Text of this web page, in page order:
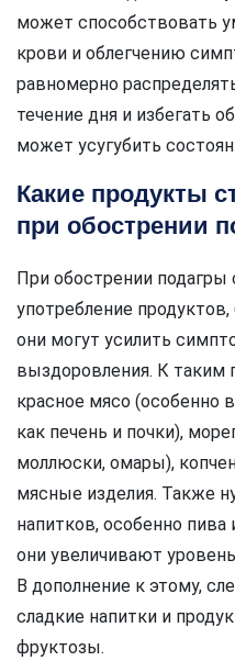
может способствовать
крови и облегчению
равномерно
течение дня и избегать
может усугубить
Какие продукты
при обострении
При обострении подагры
употребление
они могут усилить
выздоровления. К таким
красное мясо (особенно
как печень и почки),
моллюски, омары),
мясные изделия. Также
напитков, особенно пива
они увеличивают
В дополнение к этому,
сладкие напитки и
фруктозы.